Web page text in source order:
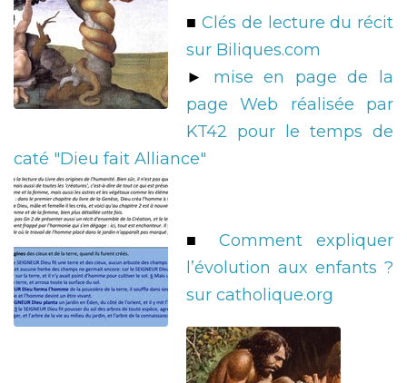
■Clés de lecture du récit
sur Biliques.com
► mise en page de la
page Web réalisée par
KT42 pour le temps de
caté "Dieu fait Alliance"
■ Comment expliquer
l’évolution aux enfants ?
sur catholique.org